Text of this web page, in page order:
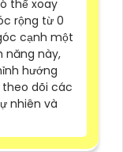
thể xoay
rộng từ 0
cạnh một
năng này,
hướng
dõi các
nhiên và